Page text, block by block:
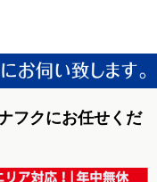
フクにお任せくだ